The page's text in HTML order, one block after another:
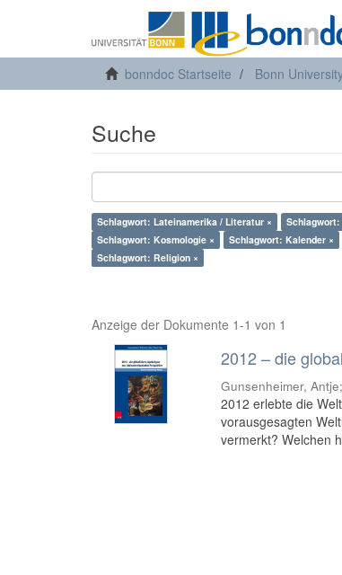
bonndoc Startseite Bonn
Suche
Schlagwort: Lateinamerika / Literatur ×
Schlagwort: Kosmologie ×
Schlagwort: Kalender ×
Schlagwort: Religion ×
Anzeige der Dokumente 1-1 von 1
2012 – die
Gunsenheimer,
2012 erlebte die
vorausgesagten
vermerkt? Welchen